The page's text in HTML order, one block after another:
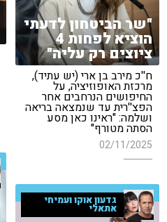
"שר הביטחון לדעתי
הוציא לפחות 4
ציוצים רק עליה"
ח''כ מירב בן ארי (יש עתיד),
מרכזת האופוזיציה, על
החיפושים הנרחבים אחר
הפצ''רית עד שנמצאה בריאה
ושלמה: "ראינו כאן מסע
הסתה מטורף"
02/11/2025
גדעון אוקו ועמיחי
אתאלי